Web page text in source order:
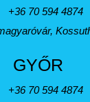
+36 70 594 4874
GYŐR
+36 70 594 4874